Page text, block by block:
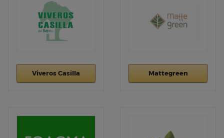
Viveros Casilla Mattegreen